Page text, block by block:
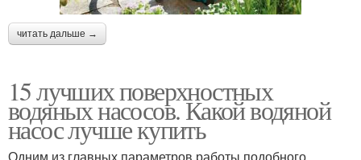
читать дальше →
15 лучших поверхностных
водяных насосов. Какой водяной
насос лучше купить